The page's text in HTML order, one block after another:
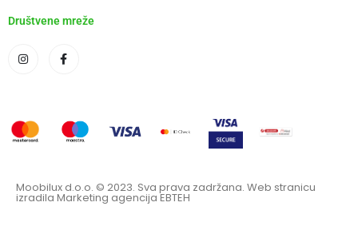
Društvene mreže
Moobilux d.o.o. © 2023. Sva prava zadržana. Web stranicu
izradila Marketing agencija EBTEH